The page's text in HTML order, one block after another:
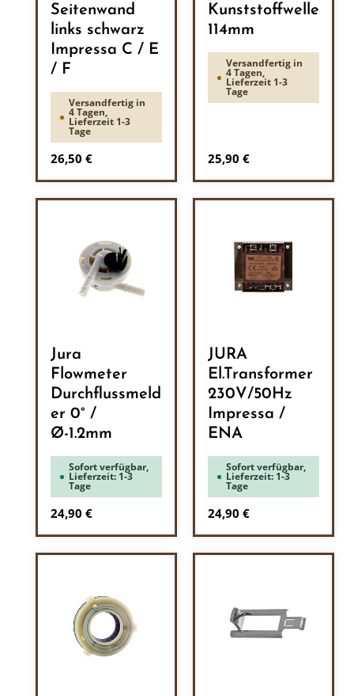
Seitenwand
links schwarz
Impressa C / E
/ F
Versandfertig in
4 Tagen,
Lieferzeit 1-3
Tage
Regulärer Preis:
26,50 €
Kunststoffwelle
114mm
Versandfertig in
4 Tagen,
Lieferzeit 1-3
Tage
Regulärer Preis:
25,90 €
Jura
Flowmeter
Durchflussmeld
er 0° /
Ø-1.2mm
Sofort verfügbar,
Lieferzeit: 1-3
Tage
Regulärer Preis:
24,90 €
JURA
El.Transformer
230V/50Hz
Impressa /
ENA
Sofort verfügbar,
Lieferzeit: 1-3
Tage
Regulärer Preis:
24,90 €